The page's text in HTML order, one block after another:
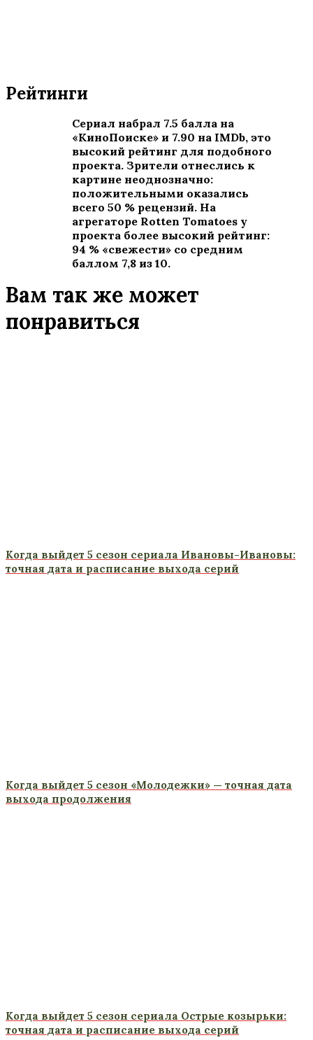
Рейтинги
Сериал набрал 7.5 балла на
«КиноПоиске» и 7.90 на IMDb, это
высокий рейтинг для подобного
проекта. Зрители отнеслись к
картине неоднозначно:
положительными оказались
всего 50 % рецензий. На
агрегаторе Rotten Tomatoes у
проекта более высокий рейтинг:
94 % «свежести» со средним
баллом 7,8 из 10.
Вам так же может
понравиться
Когда выйдет 5 сезон сериала Ивановы-Ивановы:
точная дата и расписание выхода серий
Когда выйдет 5 сезон «Молодежки» — точная дата
выхода продолжения
Когда выйдет 5 сезон сериала Острые козырьки:
точная дата и расписание выхода серий